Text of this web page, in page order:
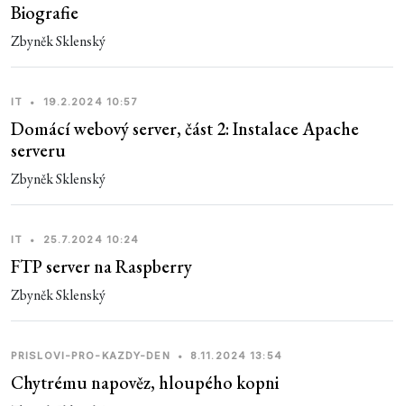
Biografie
Zbyněk Sklenský
IT • 19.2.2024 10:57
Domácí webový server, část 2: Instalace Apache
serveru
Zbyněk Sklenský
IT • 25.7.2024 10:24
FTP server na Raspberry
Zbyněk Sklenský
PRISLOVI-PRO-KAZDY-DEN • 8.11.2024 13:54
Chytrému napověz, hloupého kopni